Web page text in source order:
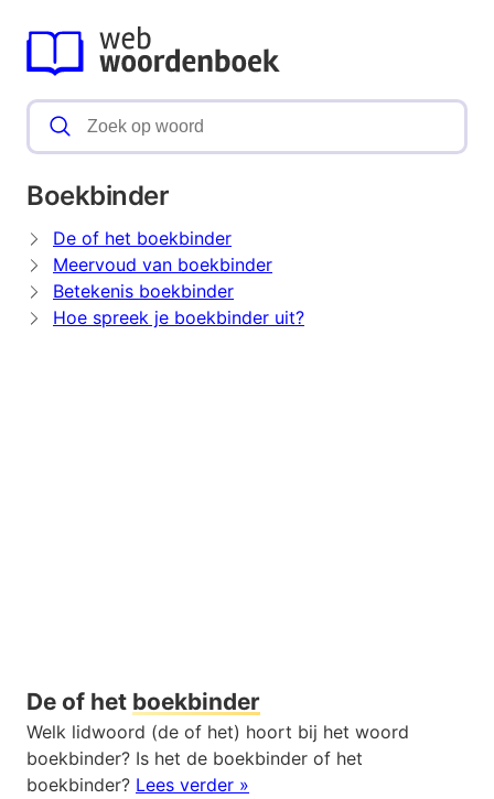
Boekbinder
De of het boekbinder
Meervoud van boekbinder
Betekenis boekbinder
Hoe spreek je boekbinder uit?
De of het boekbinder
Welk lidwoord (de of het) hoort bij het woord
boekbinder? Is het de boekbinder of het
boekbinder? Lees verder »